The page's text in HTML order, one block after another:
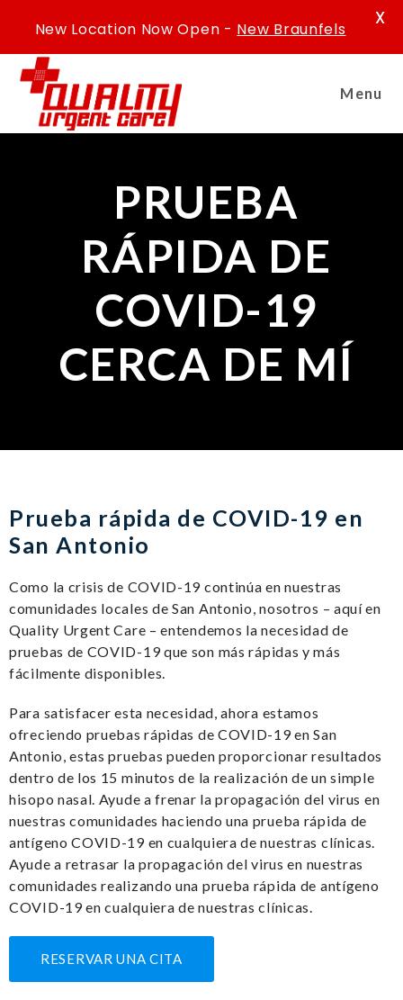
Menu
PRUEBA
RÁPIDA DE
COVID-19
CERCA DE MÍ
Prueba rápida de COVID-19 en
San Antonio
Como la crisis de COVID-19 continúa en nuestras
comunidades locales de San Antonio, nosotros – aquí en
Quality Urgent Care – entendemos la necesidad de
pruebas de COVID-19 que son más rápidas y más
fácilmente disponibles.
Para satisfacer esta necesidad, ahora estamos
ofreciendo pruebas rápidas de COVID-19 en San
Antonio, estas pruebas pueden proporcionar resultados
dentro de los 15 minutos de la realización de un simple
hisopo nasal. Ayude a frenar la propagación del virus en
nuestras comunidades haciendo una prueba rápida de
antígeno COVID-19 en cualquiera de nuestras clínicas.
Ayude a retrasar la propagación del virus en nuestras
comunidades realizando una prueba rápida de antígeno
COVID-19 en cualquiera de nuestras clínicas.
RESERVAR UNA CITA
New Location Now Open - New Braunfels
X